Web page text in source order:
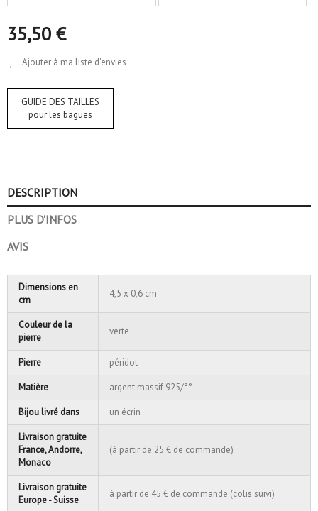
35,50 €
Ajouter à ma liste d'envies
GUIDE DES TAILLES
pour les bagues
DESCRIPTION
PLUS D'INFOS
AVIS
Dimensions en
cm
4,5 x 0,6 cm
Couleur de la
pierre
verte
Pierre péridot
Matière argent massif 925/°°
Bijou livré dans un écrin
Livraison gratuite
France, Andorre,
Monaco
(à partir de 25 € de commande)
Livraison gratuite
Europe - Suisse
à partir de 45 € de commande (colis suivi)